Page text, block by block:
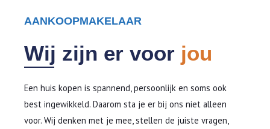
AANKOOPMAKELAAR
Wij zijn er voor jou
Een huis kopen is spannend, persoonlijk en soms ook
best ingewikkeld. Daarom sta je er bij ons niet alleen
voor. Wij denken met je mee, stellen de juiste vragen,